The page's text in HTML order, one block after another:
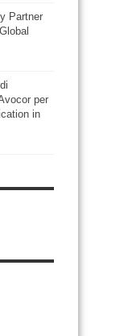
Partner
per
in